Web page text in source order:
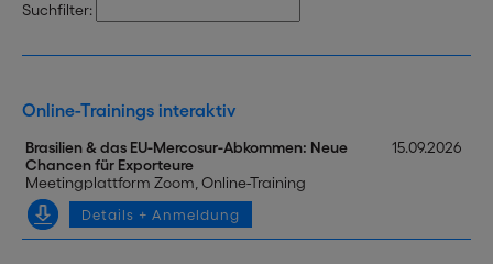
Suchfilter:
Online-Trainings interaktiv
Brasilien & das EU-Mercosur-Abkommen: Neue
Chancen für Exporteure
Meetingplattform Zoom, Online-Training
15.09.2026
Details + Anmeldung